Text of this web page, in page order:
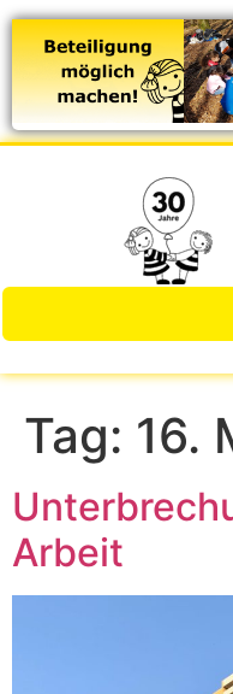
Tag: 16.
Arbeit